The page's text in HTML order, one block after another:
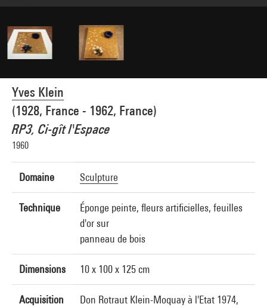
Yves Klein
(1928, France - 1962, France)
RP3, Ci-gît l'Espace
1960
Domaine Sculpture
Technique
Éponge peinte, fleurs artificielles, feuilles
d'or sur
panneau de bois
Dimensions 10 x 100 x 125 cm
Acquisition
Don Rotraut Klein-Moquay à l'Etat 1974,
© Succession Yves Klein c/o ADAGP Paris
GrandPalaisRmn
Réf. image : 4R05817 [1997 CX 0604]
Diffusion image :
GrandPalaisRmnPhoto